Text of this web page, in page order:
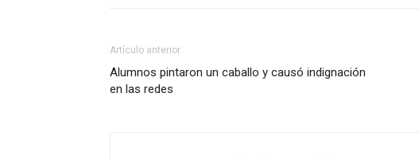
Artículo anterior
Alumnos pintaron un caballo y causó indignación
en las redes